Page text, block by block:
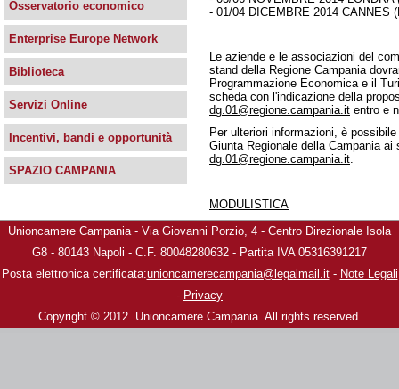
- 01/04 DICEMBRE 2014 CANNES
Le aziende e le associazioni del
stand della Regione Campania
Programmazione Economica e il
scheda con l'indicazione della
dg.01@regione.campania.it entro e
Per ulteriori informazioni, è
Giunta Regionale della Campania
dg.01@regione.campania.it.
MODULISTICA
Osservatorio economico
Enterprise Europe Network
Biblioteca
Servizi Online
Incentivi, bandi e opportunità
SPAZIO CAMPANIA
Unioncamere Campania - Via Giovanni Porzio, 4 - Centro Direzionale Isola
G8 - 80143 Napoli - C.F. 80048280632 - Partita IVA 05316391217
Posta elettronica certificata:unioncamerecampania@legalmail.it- Note Legali
- Privacy
Copyright © 2012. Unioncamere Campania. All rights reserved.